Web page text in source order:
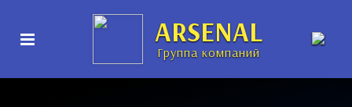
ARSENAL
Группа компаний